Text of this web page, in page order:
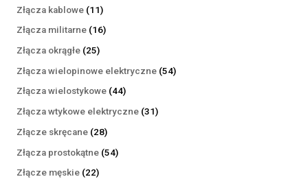
Złącza kablowe 1111
produktów
Złącza militarne 1616
Złącza okrągłe 2525
produktów
Złącza wielopinowe elektryczne 5454
Złącza wielostykowe 4444
produkty
Złącza wtykowe elektryczne 3131
Złącze skręcane 2828
produktów
Złącza prostokątne 5454
Złącze męskie 2222